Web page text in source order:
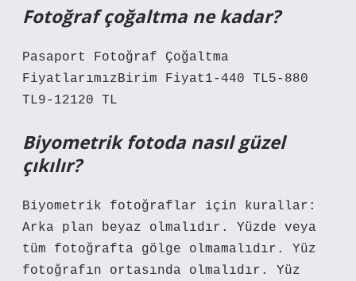
Fotoğraf çoğaltma ne kadar?
Pasaport Fotoğraf Çoğaltma
FiyatlarımızBirim Fiyat1-440 TL5-880
TL9-12120 TL
Biyometrik fotoda nasıl güzel
çıkılır?
Biyometrik fotoğraflar için kurallar:
Arka plan beyaz olmalıdır. Yüzde veya
tüm fotoğrafta gölge olmamalıdır. Yüz
fotoğrafın ortasında olmalıdır. Yüz